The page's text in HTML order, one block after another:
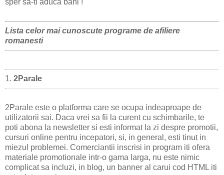
sper sa-ti aduca bani !
Lista celor mai cunoscute programe de afiliere
romanesti
1. 2Parale
2Parale este o platforma care se ocupa indeaproape de
utilizatorii sai. Daca vrei sa fii la curent cu schimbarile, te
poti abona la newsletter si esti informat la zi despre promotii,
cursuri online pentru incepatori, si, in general, esti tinut in
miezul problemei. Comerciantii inscrisi in program iti ofera
materiale promotionale intr-o gama larga, nu este nimic
complicat sa incluzi, in blog, un banner al carui cod HTML iti